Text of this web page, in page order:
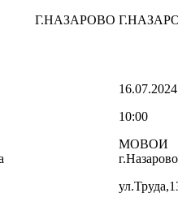
Г.НАЗАРОВО
16.07.2024
10:00
МОВОИ
г.Назарово